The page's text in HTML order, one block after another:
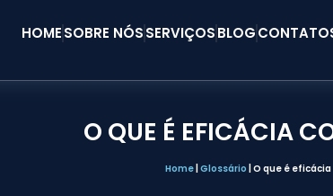
HOMESOBRE NÓSSERVIÇOSBLOG
O QUE É EFICÁCIA
Home Glossário O que é